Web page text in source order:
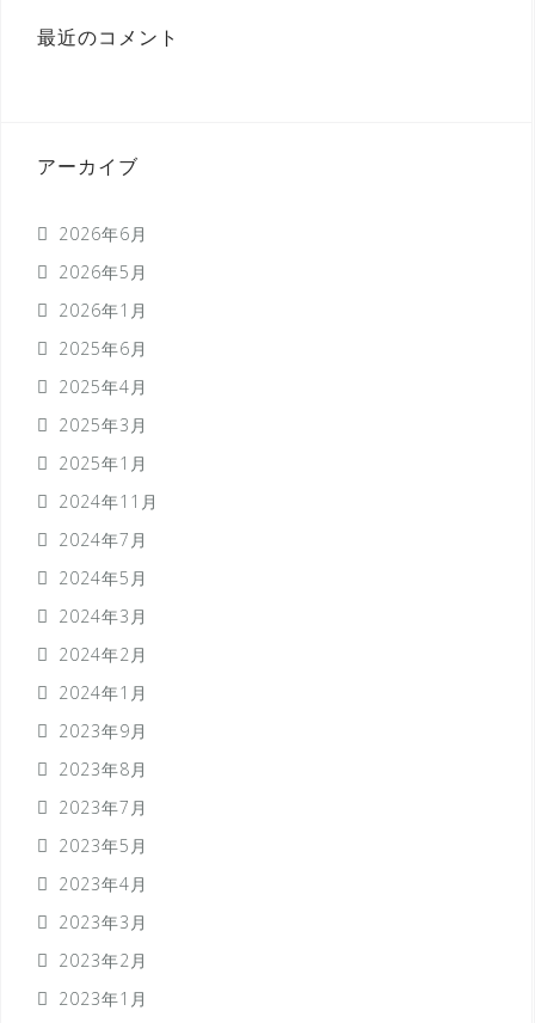
最近のコメント
アーカイブ
2026年6月
2026年5月
2026年1月
2025年6月
2025年4月
2025年3月
2025年1月
2024年11月
2024年7月
2024年5月
2024年3月
2024年2月
2024年1月
2023年9月
2023年8月
2023年7月
2023年5月
2023年4月
2023年3月
2023年2月
2023年1月